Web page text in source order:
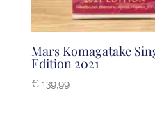
Mars Komagatake
Edition 2021
€139,99